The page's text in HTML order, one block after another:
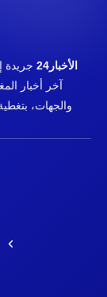
الأخبار24
جريدة
آخر أخبار
والجهات،